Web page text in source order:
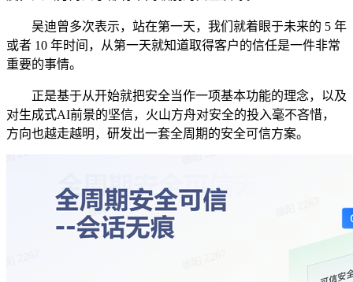
吴迪曾多次表示，站在第一天，我们就着眼于未来的 5 年
或者 10 年时间，从第一天就知道取得客户的信任是一件非常
重要的事情。
正是基于从开始就把安全当作一项基本功能的理念，以及
对生成式AI前景的坚信，火山方舟对安全的投入毫不吝惜，
方向也越走越明，研发出一套全周期的安全可信方案。